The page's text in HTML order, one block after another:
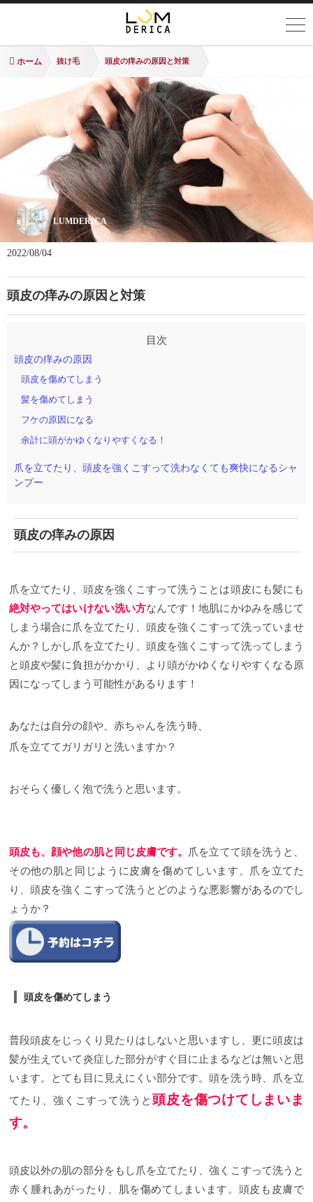
ホーム 抜け毛 頭皮の痒みの原因と対策
LUMDERICA
2022/08/04
頭皮の痒みの原因と対策
頭皮の痒みの原因
頭皮を傷めてしまう
髪を傷めてしまう
フケの原因になる
余計に頭がかゆくなりやすくなる！
爪を立てたり、頭皮を強くこすって洗わなくても爽快になるシャ
ンプー
頭皮の痒みの原因
爪を立てたり、頭皮を強くこすって洗うことは頭皮にも髪にも
絶対やってはいけない洗い方なんです！地肌にかゆみを感じて
しまう場合に爪を立てたり、頭皮を強くこすって洗っていませ
んか？ しかし爪を立てたり、頭皮を強くこすって洗ってしまう
と頭皮や髪に負担がかかり、より頭がかゆくなりやすくなる原
因になってしまう可能性があるります！
あなたは自分の顔や、赤ちゃんを洗う時、
爪を立ててガリガリと洗いますか？
おそらく優しく泡で洗うと思います。
頭皮も、顔や他の肌と同じ皮膚です。
爪を立てて頭を洗うと、
その他の肌と同じように皮膚を傷めてしいます。
爪を立てた
り、頭皮を強くこすって洗うとどのような悪影響があるのでし
ょうか？
頭皮を傷めてしまう
普段頭皮をじっくり見たりはしないと思いますし、更に頭皮は
髪が生えていて炎症した部分がすぐ目に止まるなどは無いと思
います。
とても目に見えにくい部分です。頭を洗う時、爪を立
てたり、強くこすって洗うと頭皮を傷つけてしまいま
す。
頭皮以外の肌の部分をもし爪を立てたり、強くこすって洗うと
赤く腫れあがったり、肌を傷めてしまいます。 頭皮も皮膚で